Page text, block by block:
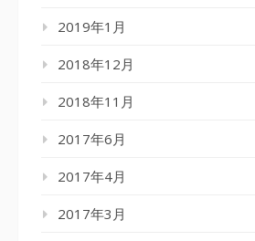
2019年1月
2018年12月
2018年11月
2017年6月
2017年4月
2017年3月